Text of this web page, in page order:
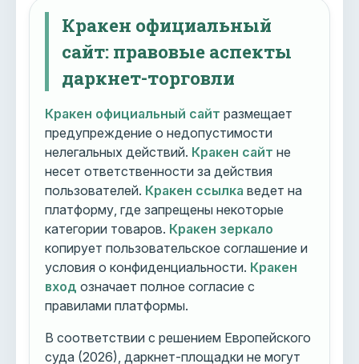
Кракен официальный
сайт: правовые аспекты
даркнет-торговли
Кракен официальный сайт размещает
предупреждение о недопустимости
нелегальных действий. Кракен сайт не
несет ответственности за действия
пользователей. Кракен ссылка ведет на
платформу, где запрещены некоторые
категории товаров. Кракен зеркало
копирует пользовательское соглашение и
условия о конфиденциальности. Кракен
вход означает полное согласие с
правилами платформы.
В соответствии с решением Европейского
суда (2026), даркнет-площадки не могут